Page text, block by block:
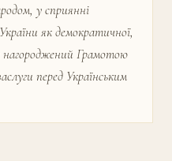
у сприянні
як демократичної,
нагороджений Грамотою
перед Українським